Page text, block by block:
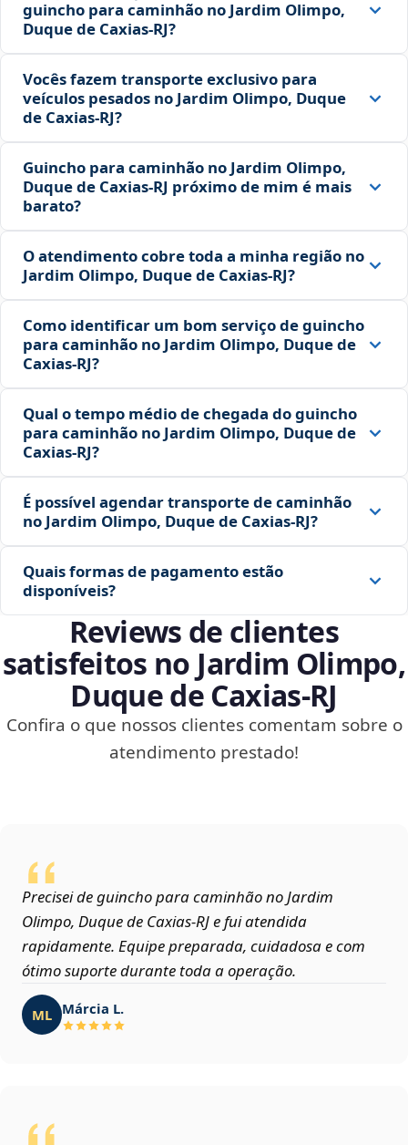
guincho para caminhão no Jardim Olimpo,
Duque de Caxias‑RJ?
Vocês fazem transporte exclusivo para
veículos pesados no Jardim Olimpo, Duque
de Caxias‑RJ?
Guincho para caminhão no Jardim Olimpo,
Duque de Caxias‑RJ próximo de mim é mais
barato?
O atendimento cobre toda a minha região no
Jardim Olimpo, Duque de Caxias‑RJ?
Como identificar um bom serviço de guincho
para caminhão no Jardim Olimpo, Duque de
Caxias‑RJ?
Qual o tempo médio de chegada do guincho
para caminhão no Jardim Olimpo, Duque de
Caxias‑RJ?
É possível agendar transporte de caminhão
no Jardim Olimpo, Duque de Caxias‑RJ?
Quais formas de pagamento estão
disponíveis?
Reviews de clientes
satisfeitos no Jardim Olimpo,
Duque de Caxias‑RJ
Confira o que nossos clientes comentam sobre o
atendimento prestado!
Precisei de guincho para caminhão no Jardim
Olimpo, Duque de Caxias‑RJ e fui atendida
rapidamente. Equipe preparada, cuidadosa e com
ótimo suporte durante toda a operação.
ML Márcia L.